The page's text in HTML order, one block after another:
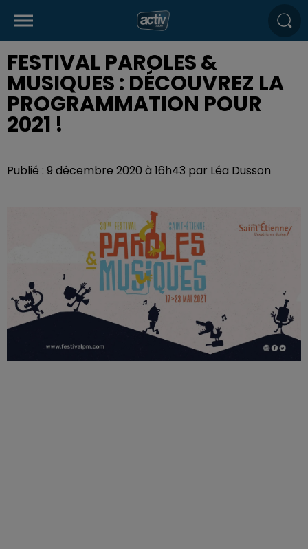
FESTIVAL PAROLES &
MUSIQUES : DÉCOUVREZ LA
PROGRAMMATION POUR
2021 !
Publié : 9 décembre 2020 à 16h43 par Léa Dusson